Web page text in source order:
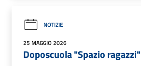
NOTIZIE
25 MAGGIO 2026
Doposcuola "Spazio ragazzi"